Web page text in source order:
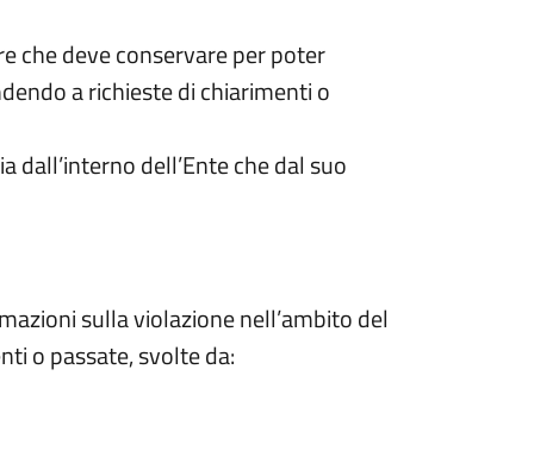
che deve conservare per poter
a richieste di chiarimenti o
dell’Ente che dal suo
sulla violazione nell’ambito del
o passate, svolte da: